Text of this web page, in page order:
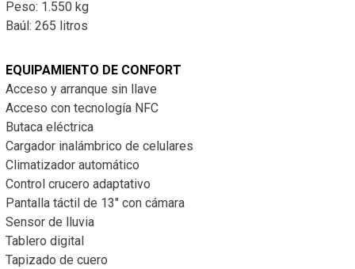
Peso: 1.550 kg
Baúl: 265 litros
EQUIPAMIENTO DE CONFORT
Acceso y arranque sin llave
Acceso con tecnología NFC
Butaca eléctrica
Cargador inalámbrico de celulares
Climatizador automático
Control crucero adaptativo
Pantalla táctil de 13″ con cámara
Sensor de lluvia
Tablero digital
Tapizado de cuero